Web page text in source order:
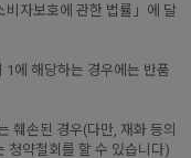
비자보호에 관한 법률」에 달
에 해당하는 경우에는 반품
훼손된 경우(다만, 재화 등의
청약철회를 할 수 있습니다)